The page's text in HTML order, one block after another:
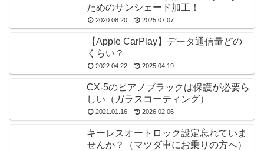
ためのサンシェード加工！
2020.08.20 2025.07.07
【Apple CarPlay】データ通信量どの
くらい？
2022.04.22 2025.04.19
CX-5のピアノブラックは保護が必要ら
しい（ガラスコーティング）
2021.01.16 2026.02.06
キーレスオートロック設定忘れていま
せんか？（マツダ車にお乗りの方へ）